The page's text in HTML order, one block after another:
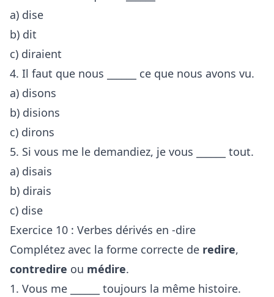
a) dise
b) dit
c) diraient
4. Il faut que nous ______ ce que nous avons vu.
a) disons
b) disions
c) dirons
5. Si vous me le demandiez, je vous ______ tout.
a) disais
b) dirais
c) dise
Exercice 10 : Verbes dérivés en -dire
Complétez avec la forme correcte de redire,
contredire ou médire.
1. Vous me ______ toujours la même histoire.